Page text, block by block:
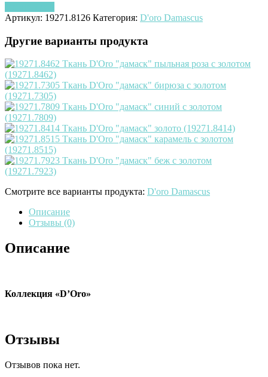
Артикул: 19271.8126 Категория: D'oro Damascus
Другие варианты продукта
Смотрите все варианты продукта: D'oro Damascus
Описание
Отзывы (0)
Описание
Коллекция «D’Oro»
Отзывы
Отзывов пока нет.